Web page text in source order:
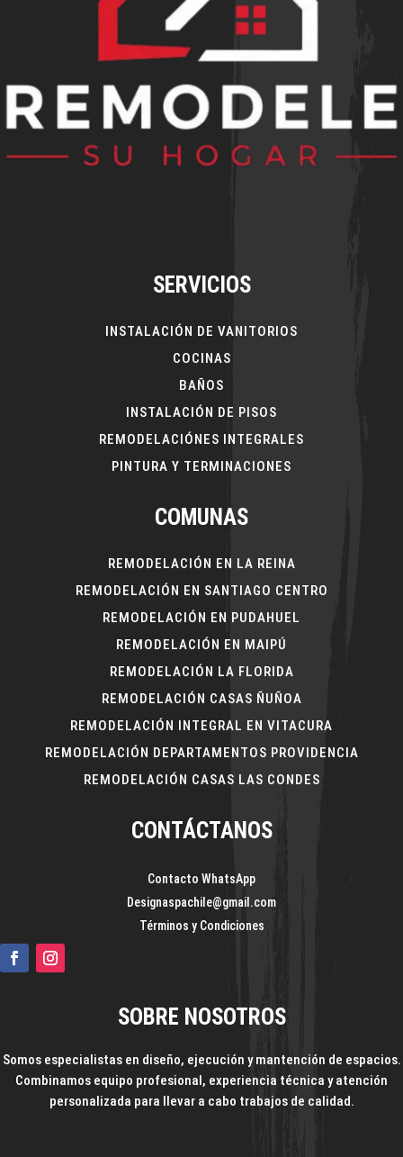
SERVICIOS
INSTALACIÓN DE VANITORIOS
COCINAS
BAÑOS
INSTALACIÓN DE PISOS
REMODELACIÓNES INTEGRALES
PINTURA Y TERMINACIONES
COMUNAS
REMODELACIÓN EN LA REINA
REMODELACIÓN EN SANTIAGO CENTRO
REMODELACIÓN EN PUDAHUEL
REMODELACIÓN EN MAIPÚ
REMODELACIÓN LA FLORIDA
REMODELACIÓN CASAS ÑUÑOA
REMODELACIÓN INTEGRAL EN VITACURA
REMODELACIÓN DEPARTAMENTOS PROVIDENCIA
REMODELACIÓN CASAS LAS CONDES
CONTÁCTANOS
Contacto WhatsApp
Designaspachile@gmail.com
Términos y Condiciones
SOBRE NOSOTROS
Somos especialistas en diseño, ejecución y mantención de espacios.
Combinamos equipo profesional, experiencia técnica y atención
personalizada para llevar a cabo trabajos de calidad.